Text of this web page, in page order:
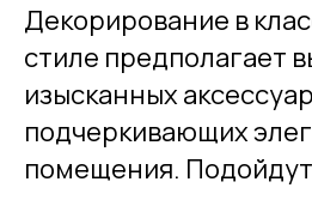
Декорирование в
стиле предполагает
изысканных
подчеркивающих
помещения.